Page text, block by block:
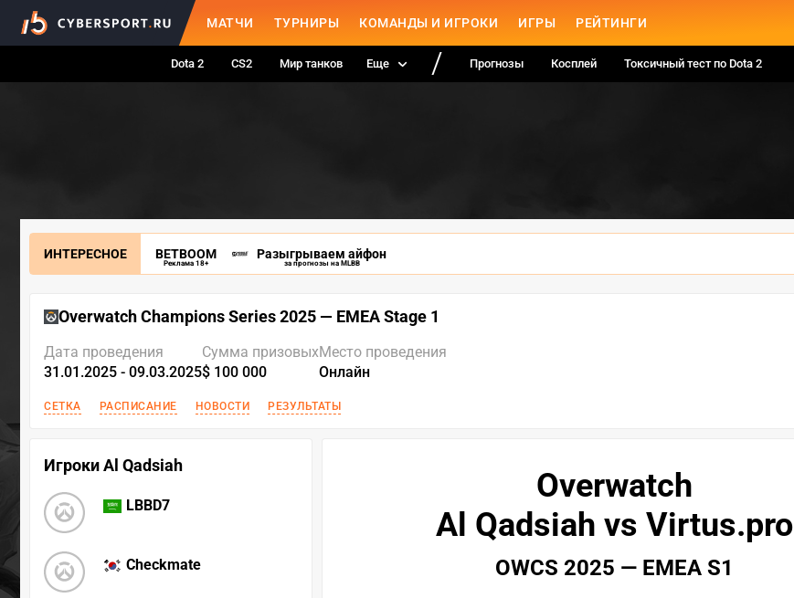
МАТЧИ ТУРНИРЫ КОМАНДЫ И ИГРОКИ ИГРЫ РЕЙТИНГИ
Dota 2 CS2 Мир танков Еще Прогнозы Косплей Токсичный тест по Dota 2
ИНТЕРЕСНОЕ BETBOOM
Реклама 18+
Разыгрываем айфон
за прогнозы на MLBB
Overwatch Champions Series 2025 — EMEA Stage 1
Дата проведения
31.01.2025 - 09.03.2025
Сумма призовых
$ 100 000
Место проведения
Онлайн
СЕТКА РАСПИСАНИЕ НОВОСТИ РЕЗУЛЬТАТЫ
Игроки Al Qadsiah
LBBD7
Checkmate
Overwatch
Al Qadsiah vs Virtus.pro
OWCS 2025 — EMEA S1